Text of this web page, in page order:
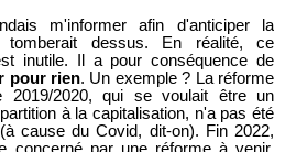
m'informer afin d'anticiper la
dessus. En réalité, ce
inutile. Il a pour conséquence de
pour rien. Un exemple ? La réforme
2019/2020, qui se voulait être un
à la capitalisation, n'a pas été
cause du Covid, dit-on). Fin 2022,
concerné par une réforme à venir,